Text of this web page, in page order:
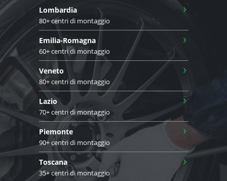
Lombardia
80+ centri di montaggio
›
Emilia-Romagna
60+ centri di montaggio
›
Veneto
80+ centri di montaggio
›
Lazio
70+ centri di montaggio
›
Piemonte
90+ centri di montaggio
›
Toscana
35+ centri di montaggio
›